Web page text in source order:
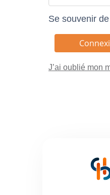
Se souvenir
J’ai oublié mon